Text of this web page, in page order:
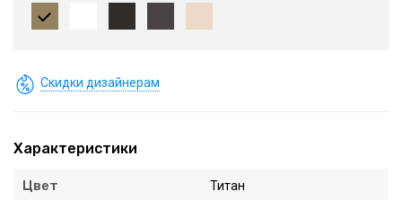
Скидки дизайнерам
Характеристики
Цвет Титан